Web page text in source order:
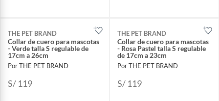
THE PET BRAND
Collar de cuero para mascotas
- Verde talla S regulable de
17cm a 26cm
Por THE PET BRAND
S/ 119
THE PET BRAND
Collar de cuero para mascotas
- Rosa Pastel talla S regulable
de 17cm a 23cm
Por THE PET BRAND
S/ 119